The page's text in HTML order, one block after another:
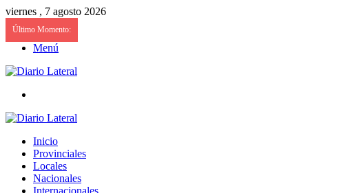
viernes , 7 agosto 2026
Último Momento:
Menú
Inicio
Provinciales
Locales
Nacionales
Internacionales